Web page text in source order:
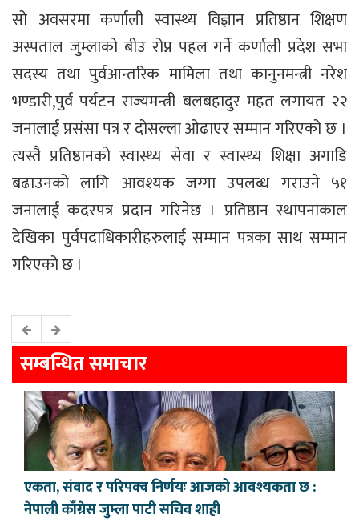
सो अवसरमा कर्णाली स्वास्थ्य विज्ञान प्रतिष्ठान शिक्षण
अस्पताल जुम्लाको बीउ रोप्न पहल गर्ने कर्णाली प्रदेश सभा
सदस्य तथा पुर्वआन्तरिक मामिला तथा कानुनमन्त्री नरेश
भण्डारी,पुर्व पर्यटन राज्यमन्त्री बलबहादुर महत लगायत २२
जनालाई प्रसंसा पत्र र दोसल्ला ओढाएर सम्मान गरिएको छ ।
त्यस्तै प्रतिष्ठानको स्वास्थ्य सेवा र स्वास्थ्य शिक्षा अगाडि
बढाउनको लागि आवश्यक जग्गा उपलब्ध गराउने ५१
जनालाई कदरपत्र प्रदान गरिनेछ । प्रतिष्ठान स्थापनाकाल
देखिका पुर्वपदाधिकारीहरुलाई सम्मान पत्रका साथ सम्मान
गरिएको छ ।
सम्बन्धित समाचार
एकता, संवाद र परिपक्व निर्णयः आजको आवश्यकता छ :
नेपाली काँग्रेस जुम्ला पाटी सचिव शाही